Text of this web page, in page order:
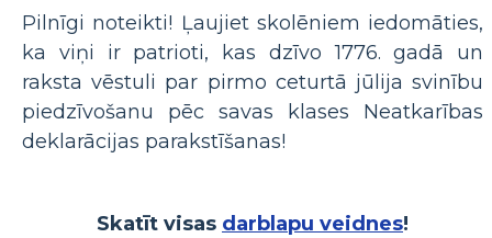
Pilnīgi noteikti! Ļaujiet skolēniem iedomāties,
ka viņi ir patrioti, kas dzīvo 1776. gadā un
raksta vēstuli par pirmo ceturtā jūlija svinību
piedzīvošanu pēc savas klases Neatkarības
deklarācijas parakstīšanas!
Skatīt visas darblapu veidnes!